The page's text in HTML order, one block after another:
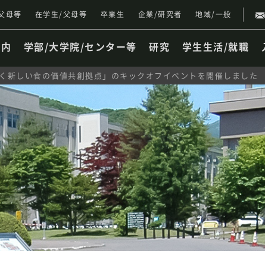
母等 在学生/父母等 卒業生 企業/研究者 地域/一般
学部/大学院/センター等 研究 学生生活/就職
新しい⾷の価値共創拠点」のキックオフイベントを開催しました